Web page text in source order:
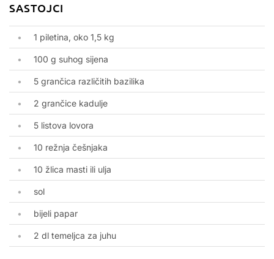
SASTOJCI
1 piletina, oko 1,5 kg
100 g suhog sijena
5 grančica različitih bazilika
2 grančice kadulje
5 listova lovora
10 režnja češnjaka
10 žlica masti ili ulja
sol
bijeli papar
2 dl temeljca za juhu